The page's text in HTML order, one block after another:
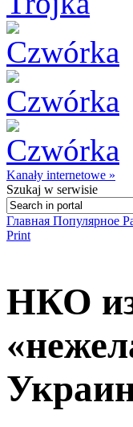
Kanały internetowe »
Szukaj w serwisie
Главная Популярное
Print
НКО